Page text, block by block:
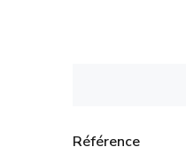
Référence